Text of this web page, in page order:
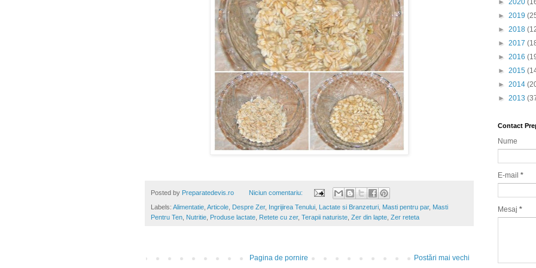
Posted by Preparatedevis.ro Niciun comentariu:
Labels: Alimentatie Articole Despre Zer, Ingrijirea Tenului Lactate si Branzeturi Masti pentru par, Masti
Pentru Ten Nutritie Produse lactate Retete cu zer, Terapii naturiste Zer din lapte Zer reteta
Postări mai vechi
Pagina de pornire
► 2020
► 2019
► 2018
► 2017
► 2016
► 2015
► 2014
► 2013
Contact
Nume
E-mail *
Mesaj *